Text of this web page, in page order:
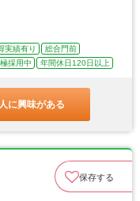
実績有り
総合門前
採用中 年間休日120日以上
に興味がある
保存する